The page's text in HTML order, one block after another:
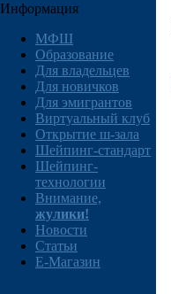
Информация
МФШ
Образование
Для владельцев
Для новичков
Для эмигрантов
Виртуальный клуб
Открытие ш-зала
Шейпинг-стандарт
Шейпинг-
технологии
Внимание,
жулики!
Новости
Статьи
E-Магазин